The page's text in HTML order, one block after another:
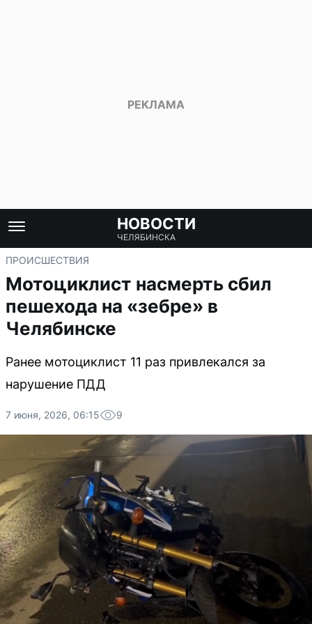
НОВОСТИ
ЧЕЛЯБИНСКА
ПРОИСШЕСТВИЯ
Мотоциклист насмерть сбил
пешехода на «зебре» в
Челябинске
Ранее мотоциклист 11 раз привлекался за
нарушение ПДД
7 июня, 2026, 06:15 9